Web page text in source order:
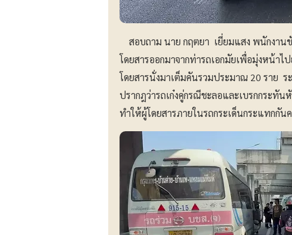
สอบถาม นาย กฤตยา เยี่ยมแสง พนักงาน
โดยสารออกมาจากท่ารถเอกมัยเพื่อมุ่งหน้าไ
โดยสารนั่งมาเต็มคันรวมประมาณ 20 ราย ร
ปรากฎว่ารถเก๋งคู่กรณีชะลอและเบรกกระทั
ทำให้ผู้โดยสารภายในรถกระเด็นกระแทกกั